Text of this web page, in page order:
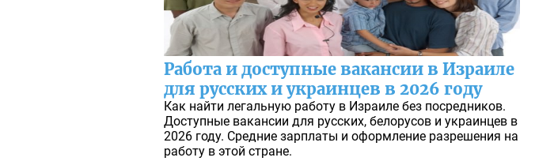
Работа и доступные вакансии в Израиле
для русских и украинцев в 2026 году
Как найти легальную работу в Израиле без посредников.
Доступные вакансии для русских, белорусов и украинцев в
2026 году. Средние зарплаты и оформление разрешения на
работу в этой стране.